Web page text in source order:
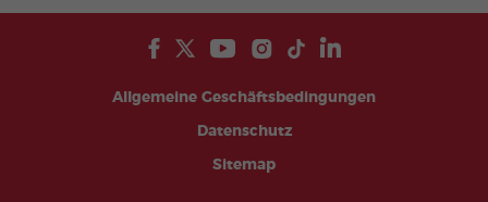
Allgemeine Geschäftsbedingungen
Datenschutz
Sitemap